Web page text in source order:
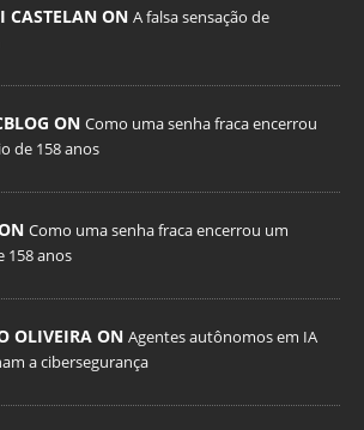
CASTELAN ON A falsa sensação de
ON Como uma senha fraca encerrou
de 158 anos
Como uma senha fraca encerrou um
158 anos
OLIVEIRA ON Agentes autônomos em IA
a cibersegurança